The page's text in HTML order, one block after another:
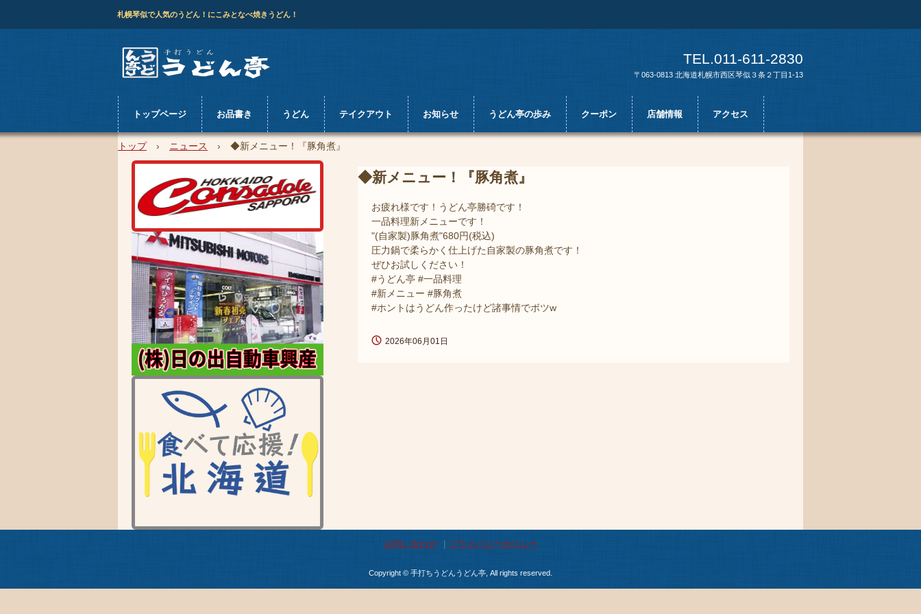
札幌琴似で人気のうどん！にこみとなべ焼きうどん！
TEL.011-611-2830
〒063-0813 北海道札幌市西区琴似３条２丁目1-13
トップページ お品書き うどん テイクアウト お知らせ うどん亭の歩み クーポン 店舗情報 アクセス
トップ › ニュース › ◆新メニュー！『豚角煮』
◆新メニュー！『豚角煮』
お疲れ様です！うどん亭勝碕です！
一品料理新メニューです！
"(自家製)豚角煮"680円(税込)
圧力鍋で柔らかく仕上げた自家製の豚角煮です！
ぜひお試しください！
#うどん亭 #一品料理
#新メニュー #豚角煮
#ホントはうどん作ったけど諸事情でボツw
2026年06月01日
お問い合わせ プライバシーポリシー
Copyright © 手打ちうどんうどん亭, All rights reserved.